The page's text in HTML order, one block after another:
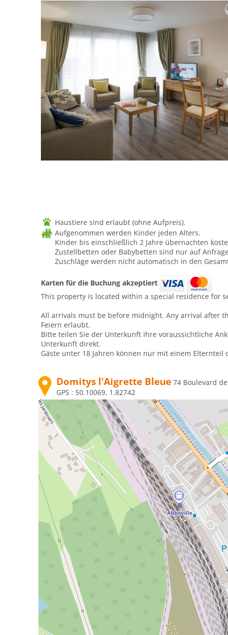
Haustiere sind erlaubt (ohne Aufpreis).
Aufgenommen werden Kinder jeden Alters.
Kinder bis einschließlich 2 Jahre übernachten
Zustellbetten oder Babybetten sind nur auf
Zuschläge werden nicht automatisch in den
Karten für die Buchung akzeptiert
This property is located within a special residence for
All arrivals must be before midnight. Any arrival after
Feiern erlaubt.
Bitte teilen Sie der Unterkunft Ihre voraussichtliche
Unterkunft direkt.
Gäste unter 18 Jahren können nur mit einem Elternteil
Domitys l'Aigrette Bleue 74 Boulevard de
GPS : 50.10069, 1.82742